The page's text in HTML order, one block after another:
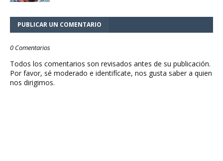
PUBLICAR UN COMENTARIO
0 Comentarios
Todos los comentarios son revisados antes de su publicación.
Por favor, sé moderado e identifícate, nos gusta saber a quien
nos dirigimos.